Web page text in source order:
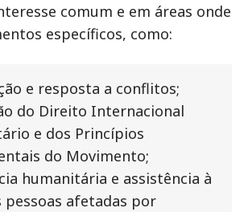
comum e em áreas onde
específicos, como:
e resposta a conflitos;
do Direito Internacional
e dos Princípios
do Movimento;
humanitária e assistência à
pessoas afetadas por